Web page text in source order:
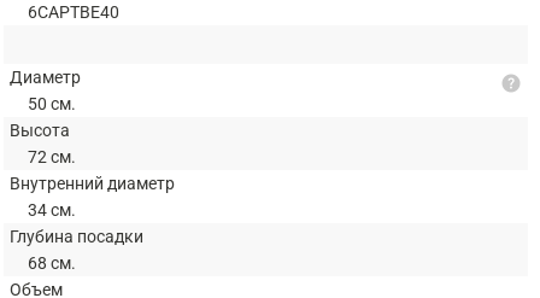
6CAPTBE40
Диаметр
50 см.
Высота
72 см.
Внутренний диаметр
34 см.
Глубина посадки
68 см.
Объем
help